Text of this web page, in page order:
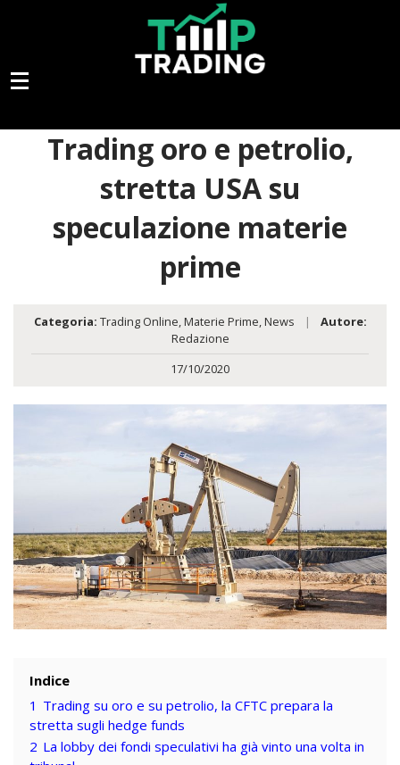
Trading oro e petrolio,
stretta USA su
speculazione materie
prime
Categoria: Trading Online,Materie Prime,News |
Autore:
Redazione
17/10/2020
Indice
1 Trading su oro e su petrolio, la CFTC prepara la
stretta sugli hedge funds
2 La lobby dei fondi speculativi ha già vinto una volta in